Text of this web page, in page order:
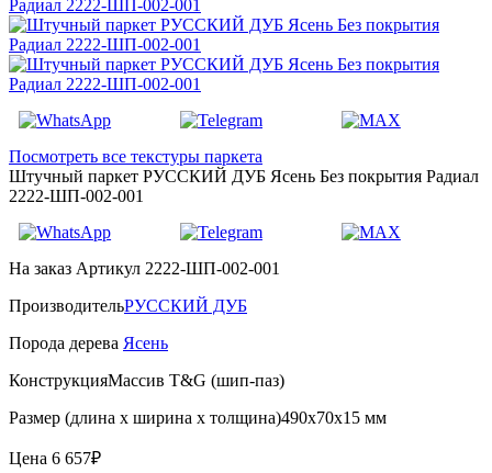
Посмотреть все текстуры паркета
Штучный паркет РУССКИЙ ДУБ Ясень Без покрытия Радиал
2222-ШП-002-001
На заказ Артикул 2222-ШП-002-001
ПроизводительРУССКИЙ ДУБ
Порода дерева Ясень
КонструкцияМассив T&G (шип-паз)
Размер (длина х ширина х толщина)490х70х15 мм
Цена 6 657₽